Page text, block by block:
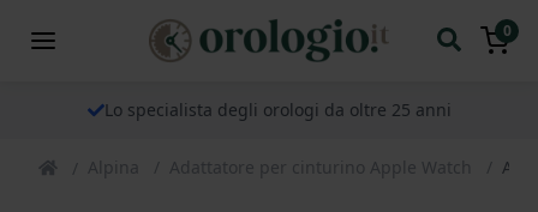
0
Lo specialista degli orologi da oltre 25 anni
Alpina Adattatore per cinturino Apple Watch